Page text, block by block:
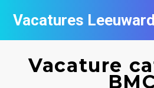
Vacatures
Vacature
Vacatures per bedrijf
De populairste vacatures in